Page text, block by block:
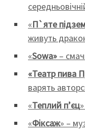
«П`яте
живуть
«Sowa» –
«Театр пива
варять
«Теплий п’єц
«Фіксаж» –